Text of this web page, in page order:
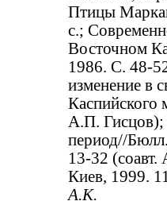
Птицы
с.;
Восточном
1986. С. 48-
изменение в
Каспийского
А.П. Гисцов);
период//
13-32
Киев, 1999.
А.К.